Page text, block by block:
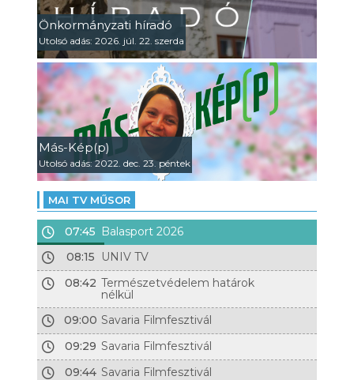
Önkormányzati híradó
Utolsó adás: 2026. júl. 22. szerda
Más-Kép(p)
Utolsó adás: 2022. dec. 23. péntek
MAI TV MŰSOR
07:45 Balasport 2026
08:15
UNIV TV
08:42 Természetvédelem határok
nélkül
09:00 Savaria Filmfesztivál
09:29 Savaria Filmfesztivál
09:44 Savaria Filmfesztivál